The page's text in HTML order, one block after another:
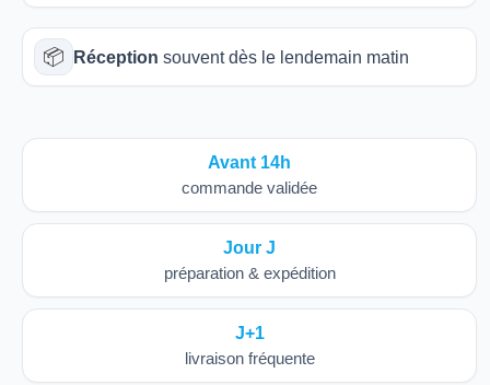
📦 Réception souvent dès le lendemain matin
Avant 14h
commande validée
Jour J
préparation & expédition
J+1
livraison fréquente